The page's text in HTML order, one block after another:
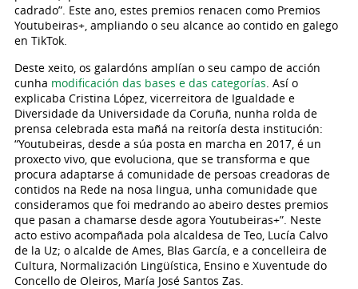
cadrado”. Este ano, estes premios renacen como Premios
Youtubeiras+, ampliando o seu alcance ao contido en galego
en TikTok.
Deste xeito, os galardóns amplían o seu campo de acción
cunha modificación das bases e das categorías. Así o
explicaba Cristina López, vicerreitora de Igualdade e
Diversidade da Universidade da Coruña, nunha rolda de
prensa celebrada esta mañá na reitoría desta institución:
“Youtubeiras, desde a súa posta en marcha en 2017, é un
proxecto vivo, que evoluciona, que se transforma e que
procura adaptarse á comunidade de persoas creadoras de
contidos na Rede na nosa lingua, unha comunidade que
consideramos que foi medrando ao abeiro destes premios
que pasan a chamarse desde agora Youtubeiras+”. Neste
acto estivo acompañada pola alcaldesa de Teo, Lucía Calvo
de la Uz; o alcalde de Ames, Blas García, e a concelleira de
Cultura, Normalización Lingüística, Ensino e Xuventude do
Concello de Oleiros, María José Santos Zas.